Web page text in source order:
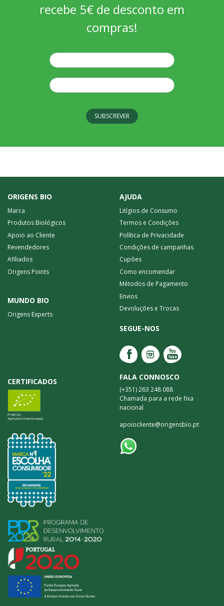
recebe 5€ de desconto em
compras!
SUBSCREVER
ORIGENS BIO
Marca
Produtos Biológicos
Apoio ao Cliente
Revendedores
Afiliados
Origens Points
AJUDA
Litígios de Consumo
Termos e Condições
Política de Privacidade
Condições de campanhas
Cupões
Como encomendar
Métodos de Pagamento
Envios
Devoluções e Trocas
MUNDO BIO
Origens Experts
SEGUE-NOS
FALA CONNOSCO
(+351) 263 248 088
Chamada para a rede fixa
nacional
apoiocliente@origensbio.pt
CERTIFICADOS